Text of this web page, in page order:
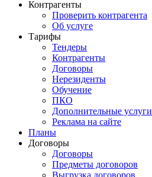
Контрагенты
Проверить контрагента
Об услуге
Тарифы
Тендеры
Контрагенты
Договоры
Нерезиденты
Обучение
ПКО
Дополнительные услуги
Реклама на сайте
Планы
Договоры
Договоры
Предметы договоров